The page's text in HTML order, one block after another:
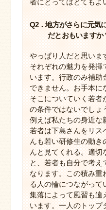
Q2．地方がさらに元気
だとおもいますか
やっぱり人だと思いま
それぞれの魅力を発揮
います。行政のみ補助
できません。お手本に
そこについていく若者
の条件ではないでしょ
例えば私たちの身近な
若者は下島さんをリス
んも若い研修生の動き
んと見てくれる。適切
と、若者も自分で考え
なります。この積み重
る人の輪につながって
集落によって風習も違
います。一人のトップ